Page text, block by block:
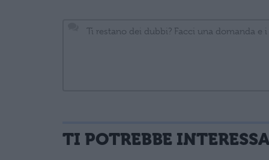
informativa privacy
. Pubblicando questo commento dai il consenso
TI POTREBBE